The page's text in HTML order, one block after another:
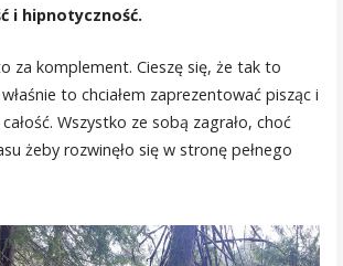
i hipnotyczność.
za komplement. Cieszę się, że tak to
właśnie to chciałem zaprezentować pisząc i
Wszystko ze sobą zagrało, choć
żeby rozwinęło się w stronę pełnego